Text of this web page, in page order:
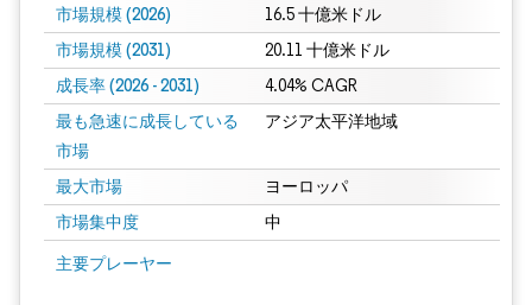
市場規模 (2026) 16.5 十億米ドル
市場規模 (2031) 20.11 十億米ドル
成長率 (2026 - 2031) 4.04% CAGR
最も急速に成長している
市場
アジア太平洋地域
最大市場 ヨーロッパ
市場集中度 中
主要プレーヤー
画像 © Mordor Intelligence。再利用にはCC BY 4.0の表示が必要です。